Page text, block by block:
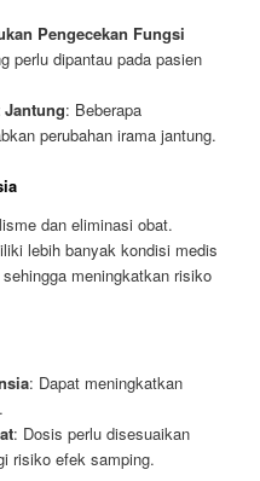
Pengecekan Fungsi
perlu dipantau pada pasien
: Beberapa
perubahan irama jantung.
dan eliminasi obat.
lebih banyak kondisi medis
meningkatkan risiko
: Dapat meningkatkan
: Dosis perlu disesuaikan
risiko efek samping.